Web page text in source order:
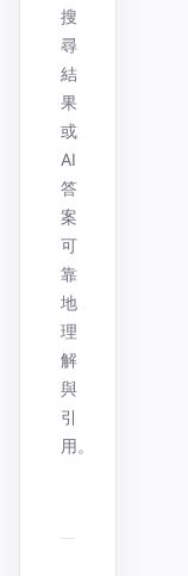
搜
尋
結
果
或
AI
答
案
可
靠
地
理
解
與
引
用。